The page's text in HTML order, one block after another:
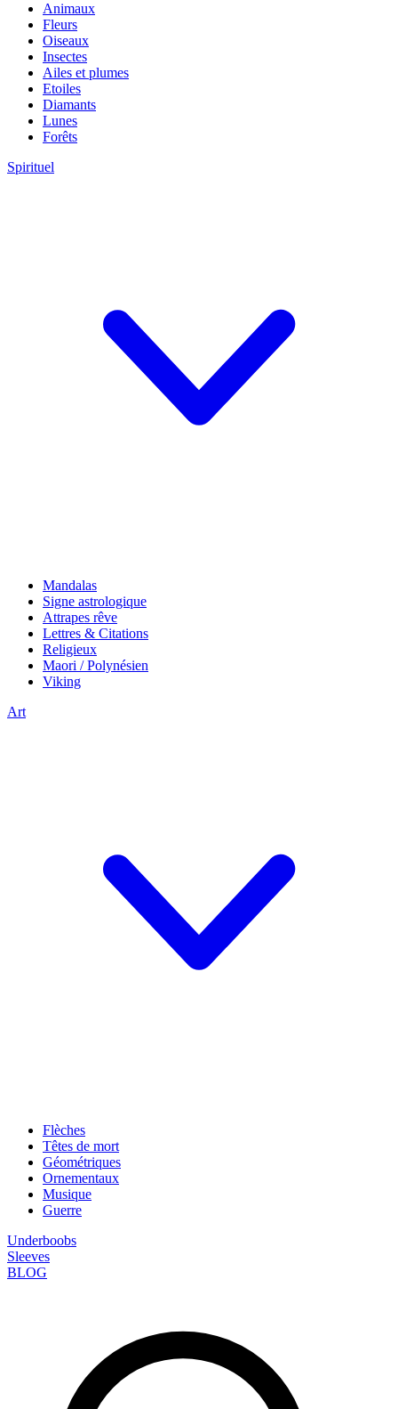
Animaux
Fleurs
Oiseaux
Insectes
Ailes et plumes
Etoiles
Diamants
Lunes
Forêts
Spirituel
Mandalas
Signe astrologique
Attrapes rêve
Lettres & Citations
Religieux
Maori / Polynésien
Viking
Art
Flèches
Têtes de mort
Géométriques
Ornementaux
Musique
Guerre
Underboobs
Sleeves
BLOG